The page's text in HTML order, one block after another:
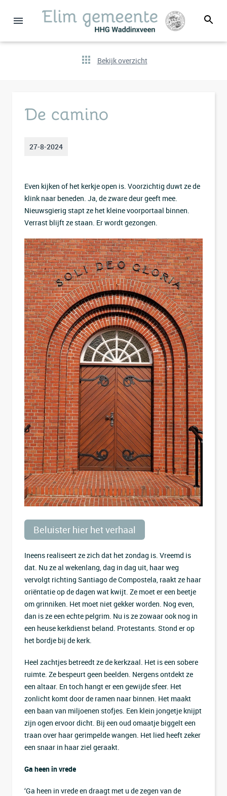
Bekijk overzicht
De camino
27-8-2024
Even kijken of het kerkje open is. Voorzichtig duwt ze de
klink naar beneden. Ja, de zware deur geeft mee.
Nieuwsgierig stapt ze het kleine voorportaal binnen.
Verrast blijft ze staan. Er wordt gezongen.
Beluister hier het verhaal
Ineens realiseert ze zich dat het zondag is. Vreemd is
dat. Nu ze al wekenlang, dag in dag uit, haar weg
vervolgt richting Santiago de Compostela, raakt ze haar
oriëntatie op de dagen wat kwijt. Ze moet er een beetje
om grinniken. Het moet niet gekker worden. Nog even,
dan is ze een echte pelgrim. Nu is ze zowaar ook nog in
een heuse kerkdienst beland. Protestants. Stond er op
het bordje bij de kerk.
Heel zachtjes betreedt ze de kerkzaal. Het is een sobere
ruimte. Ze bespeurt geen beelden. Nergens ontdekt ze
een altaar. En toch hangt er een gewijde sfeer. Het
zonlicht komt door de ramen naar binnen. Het maakt
een baan van miljoenen stofjes. Een klein jongetje knijpt
zijn ogen ervoor dicht. Bij een oud omaatje biggelt een
traan over haar gerimpelde wangen. Het lied heeft zeker
een snaar in haar ziel geraakt.
Ga heen in vrede
‘Ga heen in vrede en draagt met u de zegen van de